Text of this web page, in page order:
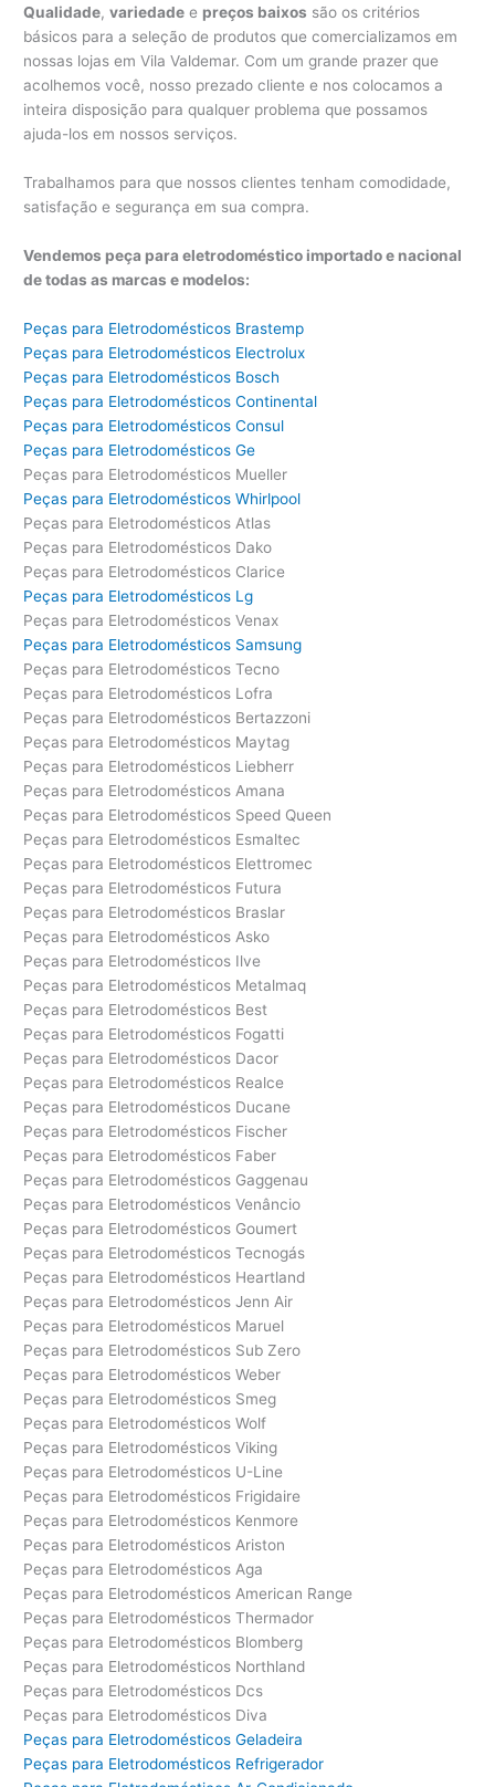
Qualidade,variedade e preços baixos são os critérios
básicos para a seleção de produtos que comercializamos em
nossas lojas em Vila Valdemar. Com um grande prazer que
acolhemos você, nosso prezado cliente e nos colocamos a
inteira disposição para qualquer problema que possamos
ajuda-los em nossos serviços.
Trabalhamos para que nossos clientes tenham comodidade,
satisfação e segurança em sua compra.
Vendemos peça para eletrodoméstico importado e nacional
de todas as marcas e modelos:
Peças para Eletrodomésticos Brastemp
Peças para Eletrodomésticos Electrolux
Peças para Eletrodomésticos Bosch
Peças para Eletrodomésticos Continental
Peças para Eletrodomésticos Consul
Peças para Eletrodomésticos Ge
Peças para Eletrodomésticos Mueller
Peças para Eletrodomésticos Whirlpool
Peças para Eletrodomésticos Atlas
Peças para Eletrodomésticos Dako
Peças para Eletrodomésticos Clarice
Peças para Eletrodomésticos Lg
Peças para Eletrodomésticos Venax
Peças para Eletrodomésticos Samsung
Peças para Eletrodomésticos Tecno
Peças para Eletrodomésticos Lofra
Peças para Eletrodomésticos Bertazzoni
Peças para Eletrodomésticos Maytag
Peças para Eletrodomésticos Liebherr
Peças para Eletrodomésticos Amana
Peças para Eletrodomésticos Speed Queen
Peças para Eletrodomésticos Esmaltec
Peças para Eletrodomésticos Elettromec
Peças para Eletrodomésticos Futura
Peças para Eletrodomésticos Braslar
Peças para Eletrodomésticos Asko
Peças para Eletrodomésticos Ilve
Peças para Eletrodomésticos Metalmaq
Peças para Eletrodomésticos Best
Peças para Eletrodomésticos Fogatti
Peças para Eletrodomésticos Dacor
Peças para Eletrodomésticos Realce
Peças para Eletrodomésticos Ducane
Peças para Eletrodomésticos Fischer
Peças para Eletrodomésticos Faber
Peças para Eletrodomésticos Gaggenau
Peças para Eletrodomésticos Venâncio
Peças para Eletrodomésticos Goumert
Peças para Eletrodomésticos Tecnogás
Peças para Eletrodomésticos Heartland
Peças para Eletrodomésticos Jenn Air
Peças para Eletrodomésticos Maruel
Peças para Eletrodomésticos Sub Zero
Peças para Eletrodomésticos Weber
Peças para Eletrodomésticos Smeg
Peças para Eletrodomésticos Wolf
Peças para Eletrodomésticos Viking
Peças para Eletrodomésticos U-Line
Peças para Eletrodomésticos Frigidaire
Peças para Eletrodomésticos Kenmore
Peças para Eletrodomésticos Ariston
Peças para Eletrodomésticos Aga
Peças para Eletrodomésticos American Range
Peças para Eletrodomésticos Thermador
Peças para Eletrodomésticos Blomberg
Peças para Eletrodomésticos Northland
Peças para Eletrodomésticos Dcs
Peças para Eletrodomésticos Diva
Peças para Eletrodomésticos Geladeira
Peças para Eletrodomésticos Refrigerador